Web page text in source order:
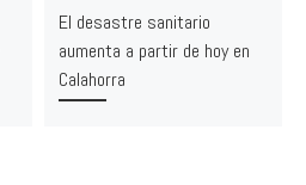
El desastre sanitario
aumenta a partir de hoy en
Calahorra